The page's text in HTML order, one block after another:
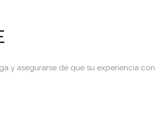
y asegurarse de que su experiencia con